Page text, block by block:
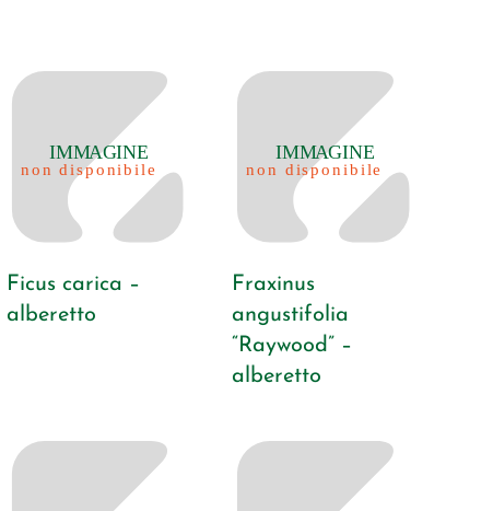
Ficus carica –
alberetto
Fraxinus
angustifolia
“Raywood” –
alberetto